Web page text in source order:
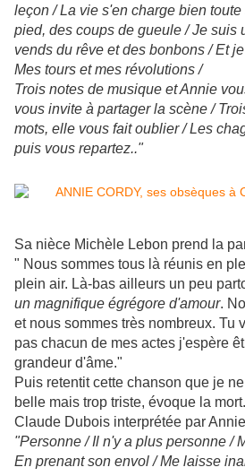
leçon / La vie s'en charge bien
pied, des coups de gueule / Je suis
vends du rêve et des bonbons / Et
Mes tours et mes révolutions /
Trois notes de musique et Annie
vous invite à partager la scène /
mots, elle vous fait oublier / Les
puis vous repartez.."
Sa nièce Michèle Lebon prend la
" Nous sommes tous là réunis en
plein air. Là-bas ailleurs un peu
un magnifique égrégore d'amour.
et nous sommes très nombreux. Tu
pas chacun de mes actes j'espère
grandeur d'âme."
Puis retentit cette chanson que je
belle mais trop triste, évoque la
Claude Dubois interprétée par
"Personne / Il n'y a plus personne /
En prenant son envol / Me laisse